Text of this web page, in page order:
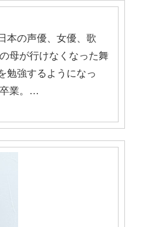
本の声優、女優、歌
母が行けなくなった舞
勉強するようになっ
業。…